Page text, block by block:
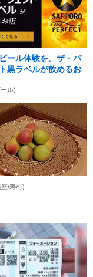
ール体験を。ザ・パ
黒ラベルが飲めるお
ル)
/寿司)